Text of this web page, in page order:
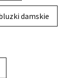
damskie